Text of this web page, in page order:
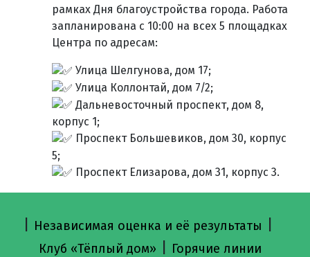
рамках Дня благоустройства города. Работа
запланирована с 10:00 на всех 5 площадках
Центра по адресам:
Улица Шелгунова, дом 17;
Улица Коллонтай, дом 7/2;
Дальневосточный проспект, дом 8,
корпус 1;
Проспект Большевиков, дом 30, корпус
5;
Проспект Елизарова, дом 31, корпус 3.
Независимая оценка и её результаты
Клуб «Тёплый дом» Горячие линии